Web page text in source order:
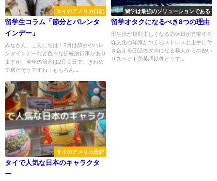
タイのアメリカ日記
留学生コラム「節分とバレンタ
インデー」
みなさん、こんにちは！2月は節分やバレ
ンタインデーなど色々な伝統的行事があり
ますが、今年の節分は2月２日で、きわめ
て稀だそうですね！もちろん...
留学は最強のソリューションである
留学オタクになるべき8つの理由
①生活が規則正しくなる②休日が充実する
③文化の知識がつく④ストレスと上手に付
き合える⑤話のタネになる⑥人からの熱い
リスペクト⑦英語以外どうで...
タイのアメリカ日記
タイで人気な日本のキャラクタ
ー